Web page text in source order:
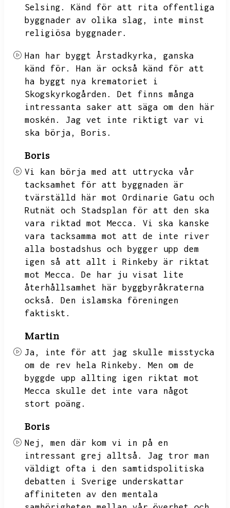
Selsing.
Känd för att rita offentliga
byggnader av olika slag,
inte minst
religiösa byggnader.
Han har byggt Årstadkyrka,
ganska
känd för.
Han är också känd för att
ha byggt nya krematoriet i
Skogskyrkogården.
Det finns många
intressanta saker att säga om den här
moskén.
Jag vet inte riktigt var vi
ska börja,
Boris.
Boris
Vi kan börja med att uttrycka vår
tacksamhet för att byggnaden är
tvärställd här mot Ordinarie Gatu och
Rutnät och Stadsplan för att den ska
vara riktad mot Mecca.
Vi ska kanske
vara tacksamma mot att de inte river
alla bostadshus och bygger upp dem
igen så att allt i Rinkeby är riktat
mot Mecca.
De har ju visat lite
återhållsamhet här byggbyråkraterna
också.
Den islamska föreningen
faktiskt.
Martin
Ja,
inte för att jag skulle misstycka
om de rev hela Rinkeby.
Men om de
byggde upp allting igen riktat mot
Mecca skulle det inte vara något
stort poäng.
Boris
Nej,
men där kom vi in på en
intressant grej alltså.
Jag tror man
väldigt ofta i den samtidspolitiska
debatten i Sverige underskattar
affiniteten av den mentala